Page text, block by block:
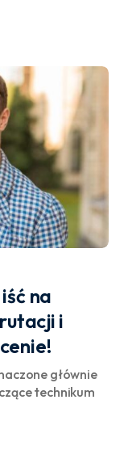
na
i
głównie
technikum